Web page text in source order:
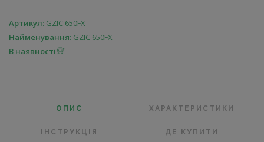
Артикул: GZIC 650FX
Найменування: GZIC 650FX
В наявності
ОПИС ХАРАКТЕРИСТИКИ
ІНСТРУКЦІЯ ДЕ КУПИТИ